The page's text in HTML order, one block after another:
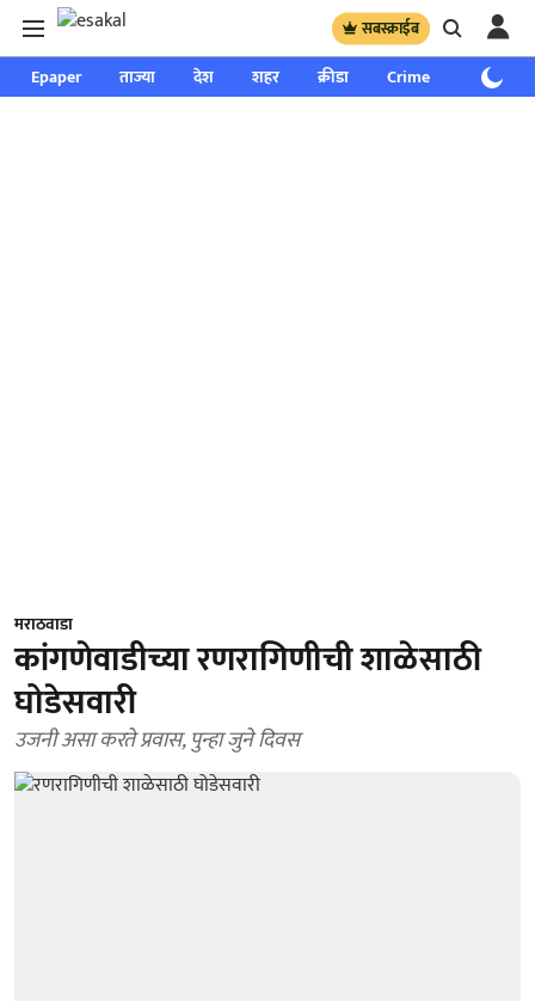
सबस्क्राईब
Epaper ताज्या देश शहर क्रीडा Crime साप्ताहिक
मराठवाडा
कांगणेवाडीच्या रणरागिणीची शाळेसाठी
घोडेसवारी
उजनी असा करते प्रवास, पुन्हा जुने दिवस